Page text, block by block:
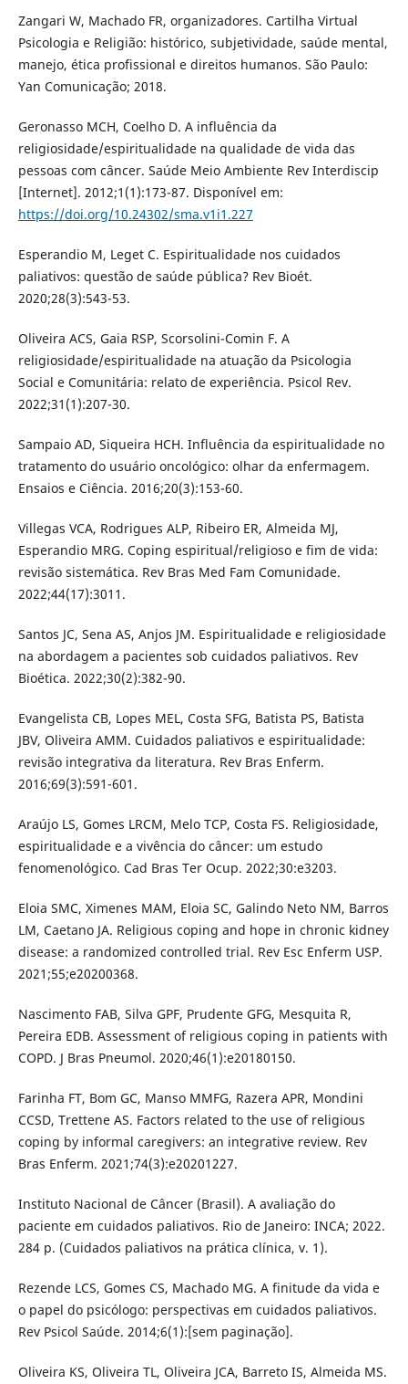
Zangari W, Machado FR, organizadores. Cartilha Virtual
Psicologia e Religião: histórico, subjetividade, saúde mental,
manejo, ética profissional e direitos humanos. São Paulo:
Yan Comunicação; 2018.
Geronasso MCH, Coelho D. A influência da
religiosidade/espiritualidade na qualidade de vida das
pessoas com câncer. Saúde Meio Ambiente Rev Interdiscip
[Internet]. 2012;1(1):173-87. Disponível em:
https://doi.org/10.24302/sma.v1i1.227
Esperandio M, Leget C. Espiritualidade nos cuidados
paliativos: questão de saúde pública? Rev Bioét.
2020;28(3):543-53.
Oliveira ACS, Gaia RSP, Scorsolini-Comin F. A
religiosidade/espiritualidade na atuação da Psicologia
Social e Comunitária: relato de experiência. Psicol Rev.
2022;31(1):207-30.
Sampaio AD, Siqueira HCH. Influência da espiritualidade no
tratamento do usuário oncológico: olhar da enfermagem.
Ensaios e Ciência. 2016;20(3):153-60.
Villegas VCA, Rodrigues ALP, Ribeiro ER, Almeida MJ,
Esperandio MRG. Coping espiritual/religioso e fim de vida:
revisão sistemática. Rev Bras Med Fam Comunidade.
2022;44(17):3011.
Santos JC, Sena AS, Anjos JM. Espiritualidade e religiosidade
na abordagem a pacientes sob cuidados paliativos. Rev
Bioética. 2022;30(2):382-90.
Evangelista CB, Lopes MEL, Costa SFG, Batista PS, Batista
JBV, Oliveira AMM. Cuidados paliativos e espiritualidade:
revisão integrativa da literatura. Rev Bras Enferm.
2016;69(3):591-601.
Araújo LS, Gomes LRCM, Melo TCP, Costa FS. Religiosidade,
espiritualidade e a vivência do câncer: um estudo
fenomenológico. Cad Bras Ter Ocup. 2022;30:e3203.
Eloia SMC, Ximenes MAM, Eloia SC, Galindo Neto NM, Barros
LM, Caetano JA. Religious coping and hope in chronic kidney
disease: a randomized controlled trial. Rev Esc Enferm USP.
2021;55;e20200368.
Nascimento FAB, Silva GPF, Prudente GFG, Mesquita R,
Pereira EDB. Assessment of religious coping in patients with
COPD. J Bras Pneumol. 2020;46(1):e20180150.
Farinha FT, Bom GC, Manso MMFG, Razera APR, Mondini
CCSD, Trettene AS. Factors related to the use of religious
coping by informal caregivers: an integrative review. Rev
Bras Enferm. 2021;74(3):e20201227.
Instituto Nacional de Câncer (Brasil). A avaliação do
paciente em cuidados paliativos. Rio de Janeiro: INCA; 2022.
284 p. (Cuidados paliativos na prática clínica, v. 1).
Rezende LCS, Gomes CS, Machado MG. A finitude da vida e
o papel do psicólogo: perspectivas em cuidados paliativos.
Rev Psicol Saúde. 2014;6(1):[sem paginação].
Oliveira KS, Oliveira TL, Oliveira JCA, Barreto IS, Almeida MS.